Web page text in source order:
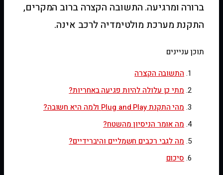
ברורה ומרגיעה. התשובה הקצרה ברוב המקרים,
התקנת מערכת מולטימדיה לרכב אינה.
תוכן עניינים
התשובה הקצרה
מתי כן עלולה להיות פגיעה באחריות?
מהי התקנת Plug and Play ולמה היא חשובה?
מה אומר הניסיון מהשטח?
מה לגבי רכבים חשמליים והיברידיים?
סיכום